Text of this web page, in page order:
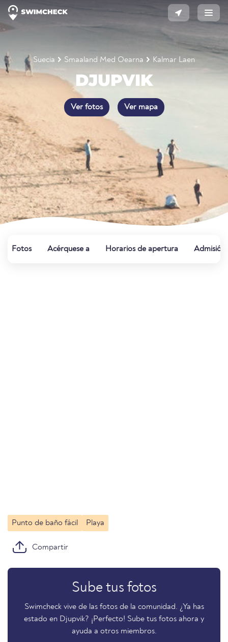
Suecia Smaaland Med Oearna Kalmar Laen
DJUPVIK
Ver fotos Ver mapa
Fotos Acérquese a Horarios de apertura Admisión
Punto de baño fácil Playa
Compartir
Sube tus fotos
Swimcheck vive de las fotos de la comunidad. ¿Ya has
estado en Djupvik? ¡Perfecto! Sube tus fotos ahora y
ayuda a otros miembros.